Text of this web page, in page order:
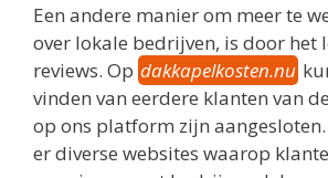
Een andere manier om meer te
over lokale bedrijven, is door het
reviews. Op dakkapelkosten.nu
vinden van eerdere klanten van
op ons platform zijn
er diverse websites waarop